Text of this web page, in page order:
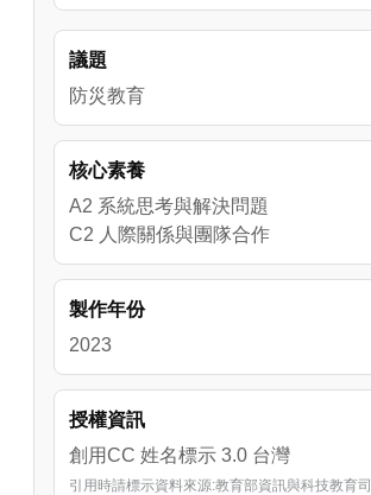
議題
防災教育
核心素養
A2 系統思考與解決問題
C2 人際關係與團隊合作
製作年份
2023
授權資訊
創用CC 姓名標示 3.0 台灣
引用時請標示資料來源:教育部資訊與科技教育司